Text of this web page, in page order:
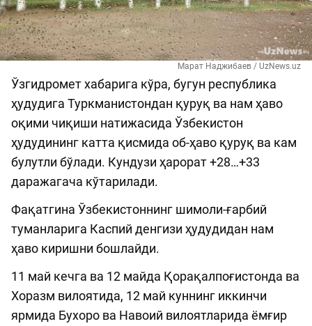
Марат Наджибаев / UzNews.uz
Ўзгидромет хабарига кўра, бугун республика
ҳудудига Туркманистондан қуруқ ва нам ҳаво
оқими чиқиши натижасида Ўзбекистон
ҳудудининг катта қисмида об-ҳаво қуруқ ва кам
булутли бўлади. Кундузи ҳарорат +28…+33
даражагача кўтарилади.
Фақатгина Ўзбекистоннинг шимоли-ғарбий
туманларига Каспий денгизи ҳудудидан нам
ҳаво киришни бошлайди.
11 май кечга ва 12 майда Қорақалпоғистонда ва
Хоразм вилоятида, 12 май куннинг иккинчи
ярмида Бухоро ва Навоий вилоятларида ёмғир